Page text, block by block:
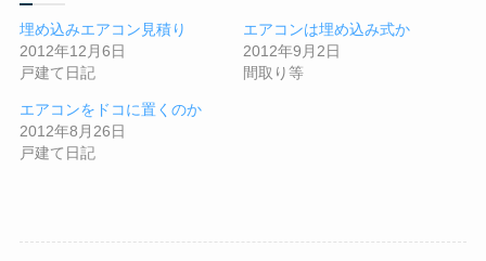
埋め込みエアコン見積り
2012年12月6日
戸建て日記
エアコンは埋め込み式か
2012年9月2日
間取り等
エアコンをドコに置くのか
2012年8月26日
戸建て日記